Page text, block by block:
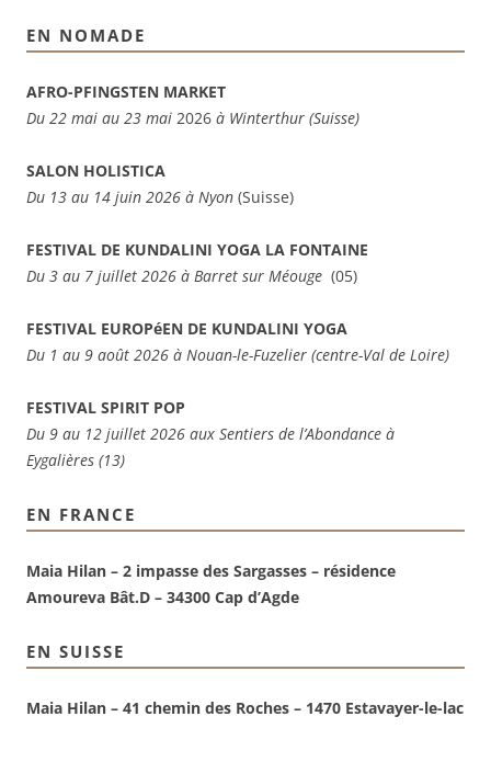
EN NOMADE
AFRO-PFINGSTEN MARKET
Du 22 mai au 23 mai 2026 à Winterthur (Suisse)
SALON HOLISTICA
Du 13 au 14 juin 2026 à Nyon (Suisse)
FESTIVAL DE KUNDALINI YOGA LA FONTAINE
Du 3 au 7 juillet 2026 à Barret sur Méouge (05)
FESTIVAL EUROPéEN DE KUNDALINI YOGA
Du 1 au 9 août 2026 à Nouan-le-Fuzelier (centre-Val de Loire)
FESTIVAL SPIRIT POP
Du 9 au 12 juillet 2026 aux Sentiers de l’Abondance à
Eygalières (13)
EN FRANCE
Maia Hilan – 2 impasse des Sargasses – résidence
Amoureva Bât.D – 34300 Cap d’Agde
EN SUISSE
Maia Hilan – 41 chemin des Roches – 1470 Estavayer-le-lac